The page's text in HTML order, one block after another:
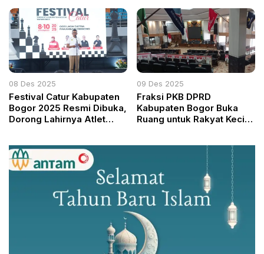
08 Des 2025
Festival Catur Kabupaten
Bogor 2025 Resmi Dibuka,
Dorong Lahirnya Atlet
09 Des 2025
Fraksi PKB DPRD
Kabupaten Bogor Buka
Ruang untuk Rakyat Kecil,